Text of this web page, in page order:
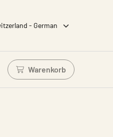
wählen
- German
Warenkorb
Einloggen um